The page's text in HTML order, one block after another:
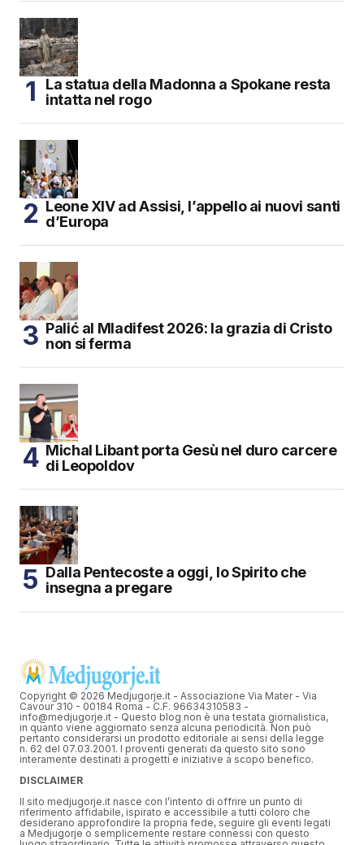
La statua della Madonna a Spokane resta
intatta nel rogo
Leone XIV ad Assisi, l’appello ai nuovi santi
d’Europa
Palić al Mladifest 2026: la grazia di Cristo
non si ferma
Michal Libant porta Gesù nel duro carcere
di Leopoldov
Dalla Pentecoste a oggi, lo Spirito che
insegna a pregare
Copyright © 2026 Medjugorje.it - Associazione Via Mater - Via
Cavour 310 - 00184 Roma - C.F. 96634310583 -
info@medjugorje.it - Questo blog non è una testata giornalistica,
in quanto viene aggiornato senza alcuna periodicità. Non può
pertanto considerarsi un prodotto editoriale ai sensi della legge
n. 62 del 07.03.2001. I proventi generati da questo sito sono
interamente destinati a progetti e iniziative a scopo benefico.
DISCLAIMER
Il sito medjugorje.it nasce con l’intento di offrire un punto di
riferimento affidabile, ispirato e accessibile a tutti coloro che
desiderano approfondire la propria fede, seguire gli eventi legati
a Medjugorje o semplicemente restare connessi con questo